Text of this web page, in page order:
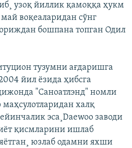
узоқ йиллик қамоққа ҳукм
воқеаларидан сўнг
бошпана топган Одил
тузумни ағдаришга
йил ëзида ҳибсга
"Саноатлэнд" номли
халқ
эса¸Daewoo заводи
қисмларини ишлаб
юзлаб одамни яхши